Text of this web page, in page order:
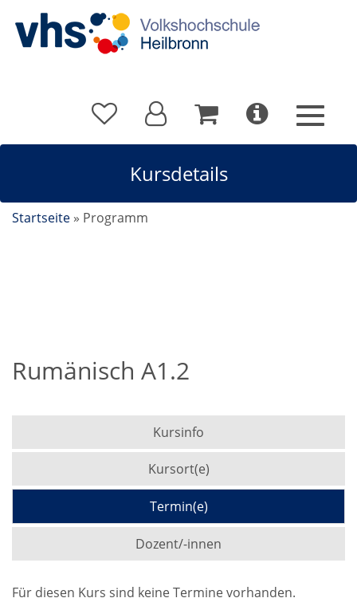
Kursdetails
Startseite » Programm
Rumänisch A1.2
Kursinfo
Kursort(e)
Termin(e)
Dozent/-innen
Für diesen Kurs sind keine Termine vorhanden.